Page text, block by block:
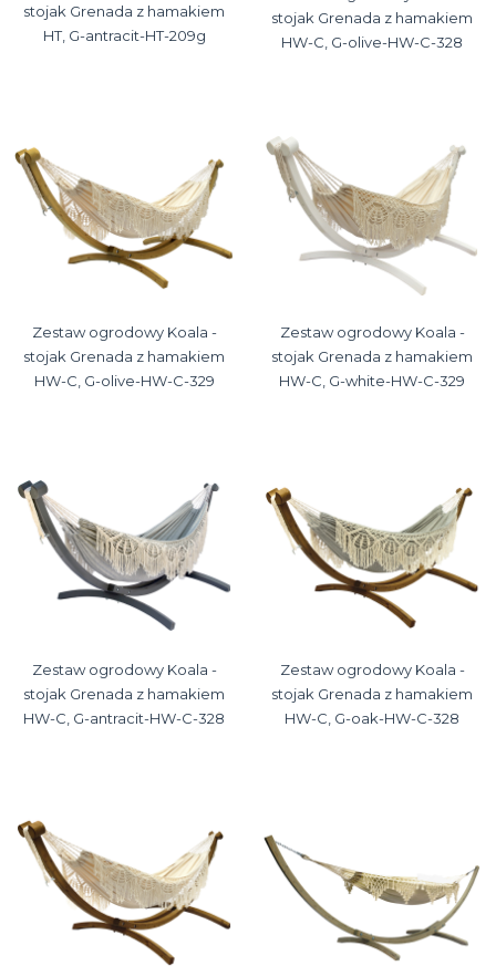
stojak Grenada z hamakiem
HT, G-antracit-HT-209g
stojak Grenada z hamakiem
HW-C, G-olive-HW-C-328
Zestaw ogrodowy Koala -
stojak Grenada z hamakiem
HW-C, G-olive-HW-C-329
Zestaw ogrodowy Koala -
stojak Grenada z hamakiem
HW-C, G-white-HW-C-329
Zestaw ogrodowy Koala -
stojak Grenada z hamakiem
HW-C, G-antracit-HW-C-328
Zestaw ogrodowy Koala -
stojak Grenada z hamakiem
HW-C, G-oak-HW-C-328